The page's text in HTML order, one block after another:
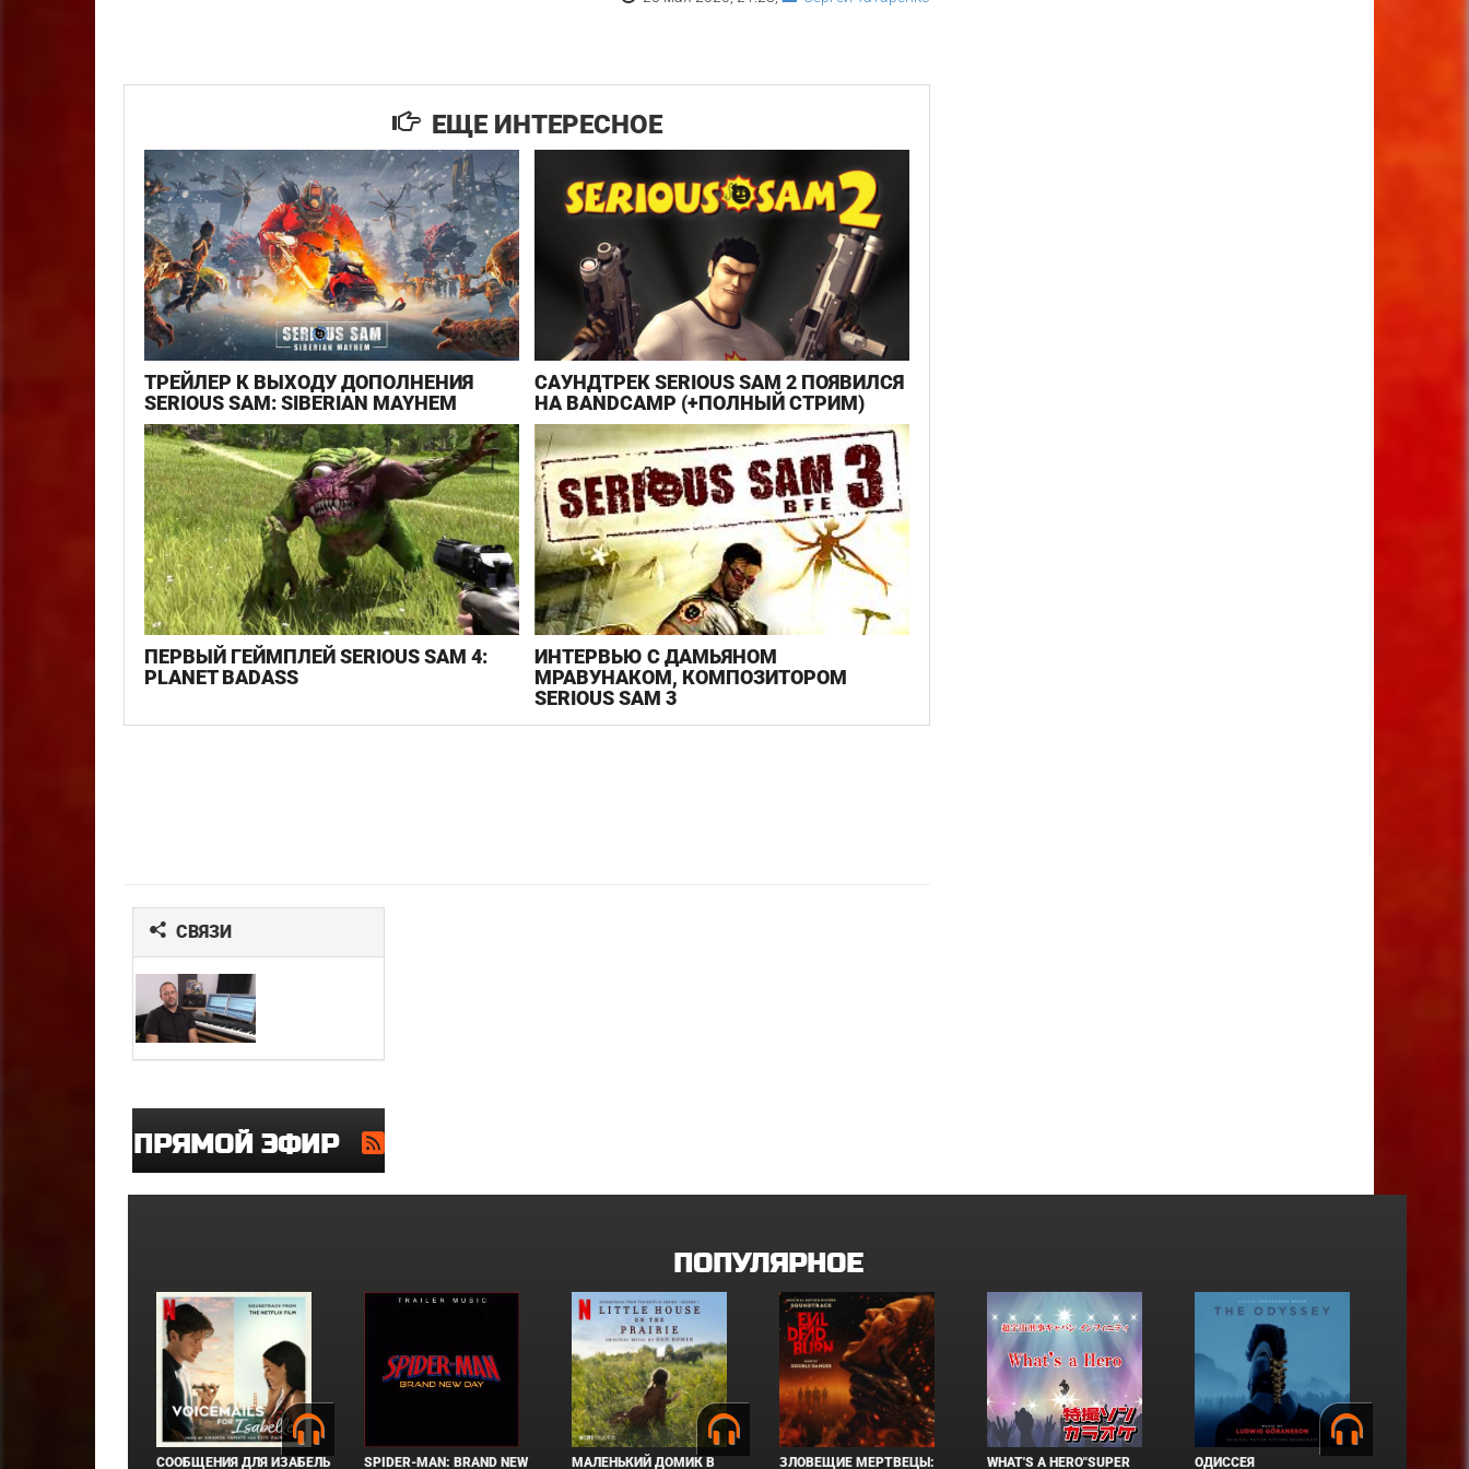
ЕЩЕ ИНТЕРЕСНОЕ
ТРЕЙЛЕР К ВЫХОДУ ДОПОЛНЕНИЯ
SERIOUS SAM: SIBERIAN MAYHEM
САУНДТРЕК SERIOUS SAM 2 ПОЯВИЛСЯ
НА BANDCAMP (+ПОЛНЫЙ СТРИМ)
ПЕРВЫЙ ГЕЙМПЛЕЙ SERIOUS SAM 4:
PLANET BADASS
ИНТЕРВЬЮ С ДАМЬЯНОМ
МРАВУНАКОМ, КОМПОЗИТОРОМ
SERIOUS SAM 3
СВЯЗИ
ПРЯМОЙ ЭФИР
ПОПУЛЯРНОЕ
СООБЩЕНИЯ ДЛЯ ИЗАБЕЛЬ
SPIDER-MAN: BRAND NEW
МАЛЕНЬКИЙ ДОМИК В
ЗЛОВЕЩИЕ МЕРТВЕЦЫ:
WHAT'S A HERO"SUPER
ОДИССЕЯ